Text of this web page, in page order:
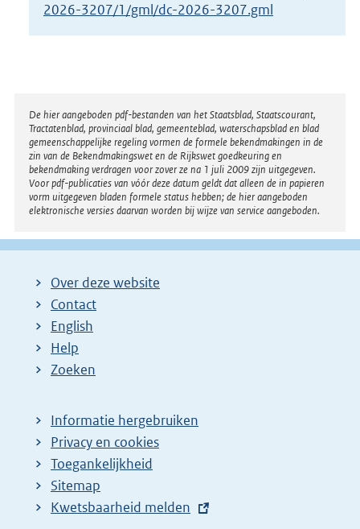
2026-3207/1/gml/dc-2026-3207.gml
Disclaimer
De hier aangeboden pdf-bestanden van het Staatsblad, Staatscourant,
Tractatenblad, provinciaal blad, gemeenteblad, waterschapsblad en blad
gemeenschappelijke regeling vormen de formele bekendmakingen in de
zin van de Bekendmakingswet en de Rijkswet goedkeuring en
bekendmaking verdragen voor zover ze na 1 juli 2009 zijn uitgegeven.
Voor pdf-publicaties van vóór deze datum geldt dat alleen de in papieren
vorm uitgegeven bladen formele status hebben; de hier aangeboden
elektronische versies daarvan worden bij wijze van service aangeboden.
Over deze website
Contact
English
Help
Zoeken
Informatie hergebruiken
Privacy en cookies
Toegankelijkheid
Sitemap
E
Kwetsbaarheid melden